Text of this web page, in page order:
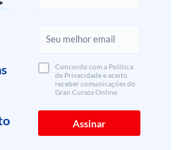
Concordo com a Política
de Privacidade e aceito
receber comunicações do
Gran Cursos Online.